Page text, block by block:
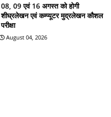
08, 09 एवं 16 अगस्त को होगी
शीघ्रलेखन एवं कम्प्यूटर मुद्रलेखन कौशल
परीक्षा
August 04, 2026